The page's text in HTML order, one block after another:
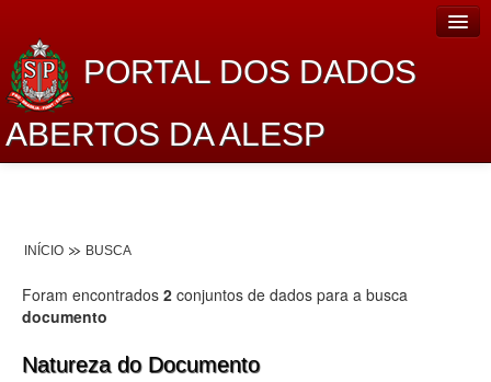
PORTAL DOS DADOS
ABERTOS DA ALESP
Lei de Acesso à Informação
Dados Governamentais Abertos
INÍCIO BUSCA
Foram encontrados 2 conjuntos de dados para a busca
documento
Natureza do Documento